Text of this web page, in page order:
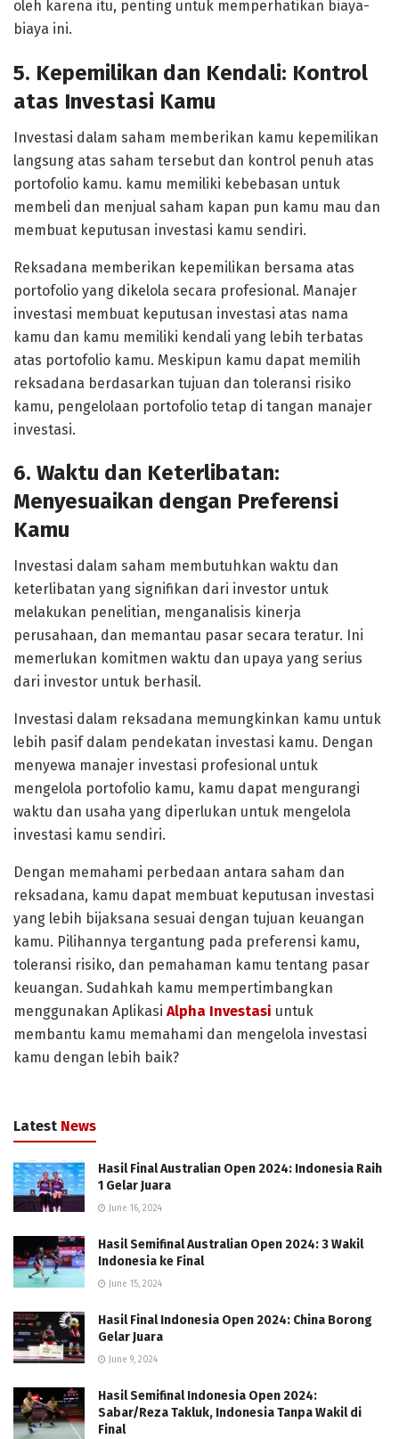
oleh karena itu, penting untuk memperhatikan biaya-
biaya ini.
5. Kepemilikan dan Kendali: Kontrol
atas Investasi Kamu
Investasi dalam saham memberikan kamu kepemilikan
langsung atas saham tersebut dan kontrol penuh atas
portofolio kamu. kamu memiliki kebebasan untuk
membeli dan menjual saham kapan pun kamu mau dan
membuat keputusan investasi kamu sendiri.
Reksadana memberikan kepemilikan bersama atas
portofolio yang dikelola secara profesional. Manajer
investasi membuat keputusan investasi atas nama
kamu dan kamu memiliki kendali yang lebih terbatas
atas portofolio kamu. Meskipun kamu dapat memilih
reksadana berdasarkan tujuan dan toleransi risiko
kamu, pengelolaan portofolio tetap di tangan manajer
investasi.
6. Waktu dan Keterlibatan:
Menyesuaikan dengan Preferensi
Kamu
Investasi dalam saham membutuhkan waktu dan
keterlibatan yang signifikan dari investor untuk
melakukan penelitian, menganalisis kinerja
perusahaan, dan memantau pasar secara teratur. Ini
memerlukan komitmen waktu dan upaya yang serius
dari investor untuk berhasil.
Investasi dalam reksadana memungkinkan kamu untuk
lebih pasif dalam pendekatan investasi kamu. Dengan
menyewa manajer investasi profesional untuk
mengelola portofolio kamu, kamu dapat mengurangi
waktu dan usaha yang diperlukan untuk mengelola
investasi kamu sendiri.
Dengan memahami perbedaan antara saham dan
reksadana, kamu dapat membuat keputusan investasi
yang lebih bijaksana sesuai dengan tujuan keuangan
kamu. Pilihannya tergantung pada preferensi kamu,
toleransi risiko, dan pemahaman kamu tentang pasar
keuangan. Sudahkah kamu mempertimbangkan
menggunakan Aplikasi Alpha Investasi untuk
membantu kamu memahami dan mengelola investasi
kamu dengan lebih baik?
Latest News
Hasil Final Australian Open 2024: Indonesia Raih
1 Gelar Juara
June 16, 2024
Hasil Semifinal Australian Open 2024: 3 Wakil
Indonesia ke Final
June 15, 2024
Hasil Final Indonesia Open 2024: China Borong
Gelar Juara
June 9, 2024
Hasil Semifinal Indonesia Open 2024:
Sabar/Reza Takluk, Indonesia Tanpa Wakil di
Final